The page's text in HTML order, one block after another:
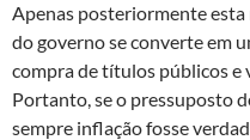
Apenas posteriormente
do governo se converte em
compra de títulos públicos e
Portanto, se o pressuposto
sempre inflação fosse